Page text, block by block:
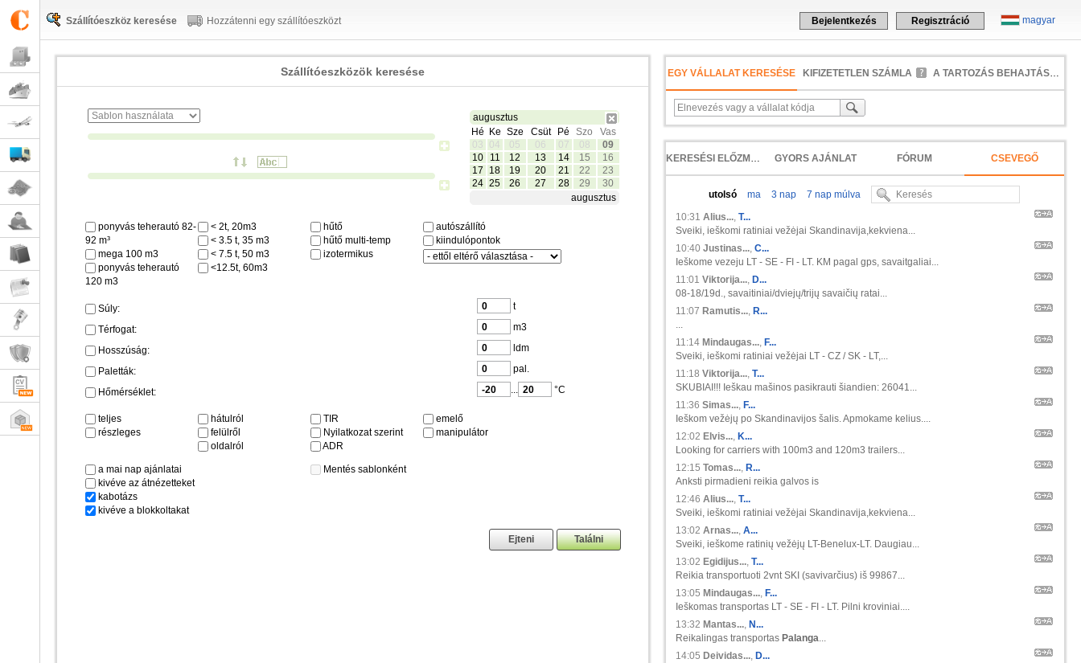
magyar
Bejelentkezés Regisztráció
Szállítóeszköz keresése Hozzátenni egy szállítóeszközt
Szállítóeszközök keresése
augusztus
Hé
Ke Sze Csüt Pé Szo
Vas
03
04 05 06 07 08
09
10
11 12 13 14 15
16
17
18 19 20 21 22
23
24 25 26 27 28 29
30
augusztus
ponyvás teherautó 82-
92 m³
mega 100 m3
ponyvás teherautó
120 m3
< 2t, 20m3
< 3.5 t, 35 m3
< 7.5 t, 50 m3
<12.5t, 60m3
hűtő
hűtő multi-temp
izotermikus
autószállító
kiindulópontok
Súly: t
Térfogat: m3
Hosszúság: ldm
Paletták: pal.
Hőmérséklet: °C
teljes
részleges
hátulról
felülről
oldalról
TIR
Nyilatkozat szerint
ADR
emelő
manipulátor
a mai nap ajánlatai
kivéve az átnézetteket
kabotázs
kivéve a blokkoltakat
Mentés sablonként
EGY VÁLLALAT KERESÉSE KIFIZETETLEN SZÁMLA A TARTOZÁS BEHAJTÁSA
KERESÉSI ELŐZMÉNYEK GYORS AJÁNLAT FÓRUM CSEVEGŐ
utolsó ma 3 nap
7 nap múlva
10:31 Alius..., T...
Sveiki, ieškomi ratiniai vežėjai Skandinavija,kekviena...
10:40 Justinas..., C...
Ieškome vezeju LT - SE - FI - LT. KM pagal gps, savaitgaliai...
11:01 Viktorija..., D...
08-18/19d., savaitiniai/dviejų/trijų savaičių ratai...
11:07 Ramutis..., R...
...
11:14 Mindaugas..., F...
Sveiki, ieškomi ratiniai vežėjai LT - CZ / SK - LT,...
11:18 Viktorija..., T...
SKUBIAI!!! Ieškau mašinos pasikrauti šiandien: 26041...
11:36 Simas..., F...
Ieškom vežėjų po Skandinavijos šalis. Apmokame kelius....
12:02 Elvis..., K...
Looking for carriers with 100m3 and 120m3 trailers...
12:15 Tomas..., R...
Anksti pirmadieni reikia galvos is
12:46 Alius..., T...
Sveiki, ieškomi ratiniai vežėjai Skandinavija,kekviena...
13:02 Arnas..., A...
Sveiki, ieškome ratinių vežėjų LT-Benelux-LT. Daugiau...
13:02 Egidijus..., T...
Reikia transportuoti 2vnt SKI (savivarčius) iš 99867...
13:05 Mindaugas..., F...
Ieškomas transportas LT - SE - FI - LT. Pilni kroviniai....
13:32 Mantas..., N...
Reikalingas transportas Palanga...
14:05 Deividas..., D...